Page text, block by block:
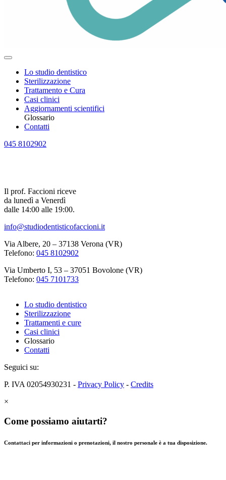
Lo studio dentistico
Sterilizzazione
Trattamento e Cura
Casi clinici
Aggiornamenti scientifici
Glossario
Contatti
045 8102902
Il prof. Faccioni riceve
da lunedì a Venerdì
dalle 14:00 alle 19:00.
info@studiodentisticofaccioni.it
Via Albere, 20 – 37138 Verona (VR)
Telefono: 045 8102902
Via Umberto I, 53 – 37051 Bovolone (VR)
Telefono: 045 7101733
Lo studio dentistico
Sterilizzazione
Trattamenti e cure
Casi clinici
Glossario
Contatti
Seguici su:
P. IVA 02054930231 - Privacy Policy - Credits
×
Come possiamo aiutarti?
Contattaci per informazioni o prenotazioni, il nostro personale è a tua disposizione.